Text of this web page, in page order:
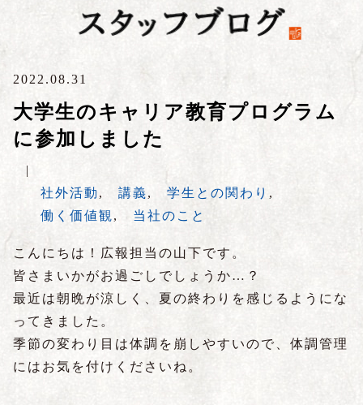
2022.08.31
大学生のキャリア教育プログラム
に参加しました
|
社外活動 , 講義, 学生との関わり ,
働く価値観, 当社のこと
こんにちは！広報担当の山下です。
皆さまいかがお過ごしでしょうか…？
最近は朝晩が涼しく、夏の終わりを感じるようにな
ってきました。
季節の変わり目は体調を崩しやすいので、体調管理
にはお気を付けくださいね。